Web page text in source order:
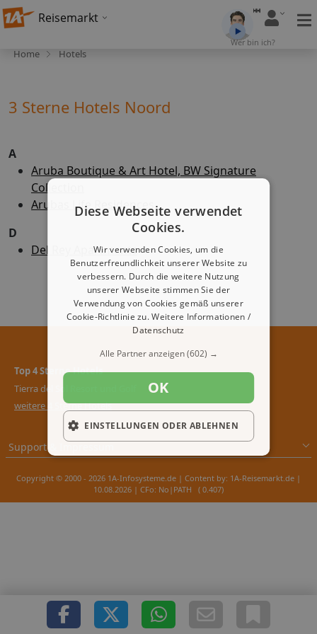
Reisemarkt
Wer bin ich?
Home Hotels
3 Sterne Hotels Noord
A
Aruba Boutique & Art Hotel, BW Signature
Collection
Arubas Life Residences
D
Del Rey Apartments
Top 4 Sterne Hotels
Tierra del Sol Resort und Golf
weitere 4 Sterne Hotels
Support & Impressum
Copyright © 2000 - 2026 1A-Infosysteme.de | Content by: 1A-Reisemarkt.de |
10.08.2026 | CFo: No|PATH ( 0.407)
Diese Webseite verwendet
Cookies.
Wir verwenden Cookies, um die
Benutzerfreundlichkeit unserer Website zu
verbessern. Durch die weitere Nutzung
unserer Webseite stimmen Sie der
Verwendung von Cookies gemäß unserer
Cookie-Richtlinie zu.Weitere Informationen /
Datenschutz
Alle Partner anzeigen(602) →
OK
EINSTELLUNGEN ODER ABLEHNEN